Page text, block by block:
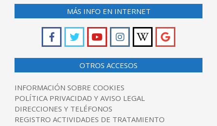
MÁS INFO EN INTERNET
OTROS ACCESOS
INFORMACIÓN SOBRE COOKIES
POLÍTICA PRIVACIDAD Y AVISO LEGAL
DIRECCIONES Y TELÉFONOS
REGISTRO ACTIVIDADES DE TRATAMIENTO